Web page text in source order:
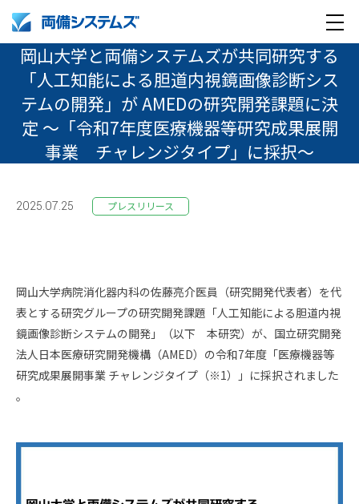
製品・サービス
導入事例
企業情報
パーパス体系
グループ企業
社員の幸せへの取り組み
キャリア採用
スタッフ採用
Medical AI product information
岡山大学と両備システムズが共同研究する
「人工知能による胆道内視鏡画像診断シス
テムの開発」が AMEDの研究開発課題に決
定 ～「令和7年度医療機器等研究成果展開
事業 チャレンジタイプ」に採択～
2025.07.25 プレスリリース
岡山大学病院消化器内科の佐藤亮介医員（研究開発代表者）を代
表とする研究グループの研究開発課題「人工知能による胆道内視
鏡画像診断システムの開発」（以下 本研究）が、国立研究開発
法人日本医療研究開発機構（AMED）の令和7年度「医療機器等
研究成果展開事業 チャレンジタイプ（※1）」に採択されました
。